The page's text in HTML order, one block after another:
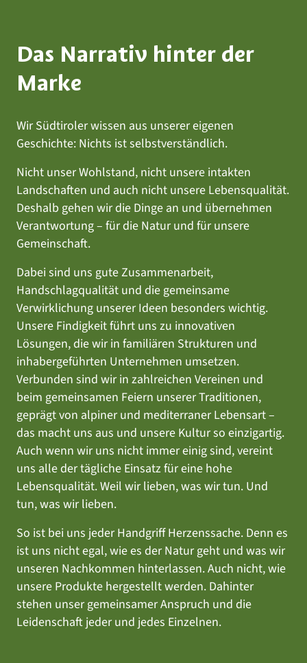
Das Narrativ hinter der
Marke
Wir Südtiroler wissen aus unserer eigenen
Geschichte: Nichts ist selbstverständlich.
Nicht unser Wohlstand, nicht unsere intakten
Landschaften und auch nicht unsere Lebensqualität.
Deshalb gehen wir die Dinge an und übernehmen
Verantwortung – für die Natur und für unsere
Gemeinschaft.
Dabei sind uns gute Zusammenarbeit,
Handschlagqualität und die gemeinsame
Verwirklichung unserer Ideen besonders wichtig.
Unsere Findigkeit führt uns zu innovativen
Lösungen, die wir in familiären Strukturen und
inhabergeführten Unternehmen umsetzen.
Verbunden sind wir in zahlreichen Vereinen und
beim gemeinsamen Feiern unserer Traditionen,
geprägt von alpiner und mediterraner Lebensart –
das macht uns aus und unsere Kultur so einzigartig.
Auch wenn wir uns nicht immer einig sind, vereint
uns alle der tägliche Einsatz für eine hohe
Lebensqualität. Weil wir lieben, was wir tun. Und
tun, was wir lieben.
So ist bei uns jeder Handgriff Herzenssache. Denn es
ist uns nicht egal, wie es der Natur geht und was wir
unseren Nachkommen hinterlassen. Auch nicht, wie
unsere Produkte hergestellt werden. Dahinter
stehen unser gemeinsamer Anspruch und die
Leidenschaft jeder und jedes Einzelnen.